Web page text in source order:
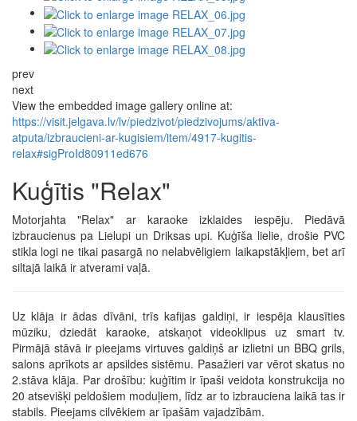
prev
next
View the embedded image gallery online at:
https://visit.jelgava.lv/lv/piedzivot/piedzivojums/aktiva-
atputa/izbraucieni-ar-kugisiem/item/4917-kugitis-
relax#sigProId80911ed676
Kuģītis "Relax"
Motorjahta "Relax" ar karaoke izklaides iespēju. Piedāvā
izbraucienus pa Lielupi un Driksas upi. Kuģīša lielie, drošie PVC
stikla logi ne tikai pasargā no nelabvēligiem laikapstākļiem, bet arī
siltajā laikā ir atverami vaļā.
Uz klāja ir ādas dīvāni, trīs kafijas galdiņi, ir iespēja klausīties
mūziku, dziedāt karaoke, atskaņot videoklipus uz smart tv.
Pirmājā stāvā ir pieejams virtuves galdiņš ar izlietni un BBQ grils,
salons aprīkots ar apsildes sistēmu. Pasažieri var vērot skatus no
2.stāva klāja. Par drošību: kuģītim ir īpaši veidota konstrukcija no
20 atsevišķi peldošiem moduļiem, līdz ar to izbrauciena laikā tas ir
stabils. Pieejams cilvēkiem ar īpašām vajadzībām.